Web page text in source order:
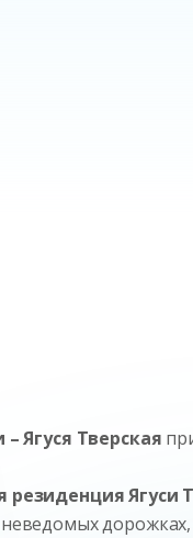
Ягуся Тверская
резиденция Ягуси